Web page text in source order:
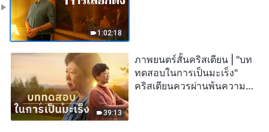
1:02:18
39:13
ภาพยนตร์สั้นคริสเตียน | "บท
ทดสอบในการเป็นมะเร็ง"
คริสเตียนควรผ่านพ้นความ